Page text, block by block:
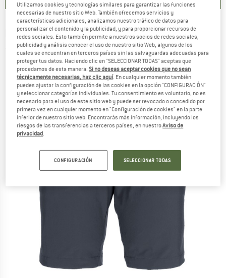
RAB -Momentum Shorts - Pantalones cortos
(0)
Utilizamos cookies y tecnologías similares para garantizar las funciones
necesarias de nuestro sitio Web. También ofrecemos servicios y
características adicionales, analizamos nuestro tráfico de datos para
personalizar el contenido y la publicidad, y para proporcionar recursos de
redes sociales. Esto también permite a nuestros socios de redes sociales,
publicidad y análisis conocer el uso de nuestro sitio Web, algunos de los
cuales se encuentran en terceros países sin las salvaguardas adecuadas para
proteger tus datos. Haciendo clic en "SELECCIONAR TODAS" aceptas que
procedamos de esta manera.Si no deseas aceptar cookies que no sean
técnicamente necesarias, haz clic aquí. En cualquier momento también
puedes ajustar la configuración de las cookies en la opción "CONFIGURACIÓN"
y seleccionar categorías individuales. Tu consentimiento es voluntario, no es
necesario para el uso de este sitio web y puede ser revocado o concedido por
primera vez en cualquier momento en "Configuración de cookies" en la parte
inferior de nuestro sitio web. Encontrarás más información, incluyendo los
riesgos de las transferencias a terceros países, en nuestroAviso de
privacidad
CONFIGURACIÓN SELECCIONAR TODAS